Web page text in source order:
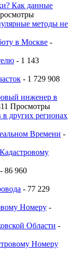
Как данные
методы не
в Москве -
- 1 143
- 1 729 908
инженер в
Просмотры
в других регионах
Времени -
- 86 960
- 77 229
Номеру -
Области -
Номеру